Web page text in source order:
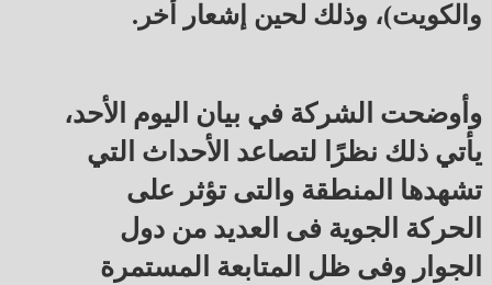
والكويت)، وذلك لحين إشعار أخر.
وأوضحت الشركة في بيان اليوم الأحد،
يأتي ذلك نظرًا لتصاعد الأحداث التي
تشهدها المنطقة والتى تؤثر على
الحركة الجوية فى العديد من دول
الجوار وفى ظل المتابعة المستمرة